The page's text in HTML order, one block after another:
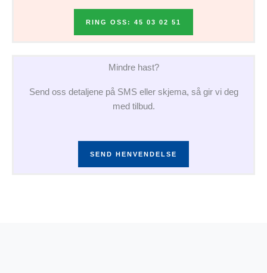
RING OSS: 45 03 02 51
Mindre hast?
Send oss detaljene på SMS eller skjema, så gir vi deg
med tilbud.
SEND HENVENDELSE